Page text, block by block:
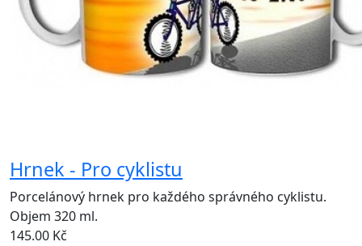
Hrnek - Pro cyklistu
Porcelánový hrnek pro každého správného cyklistu.
Objem 320 ml.
145.00 Kč